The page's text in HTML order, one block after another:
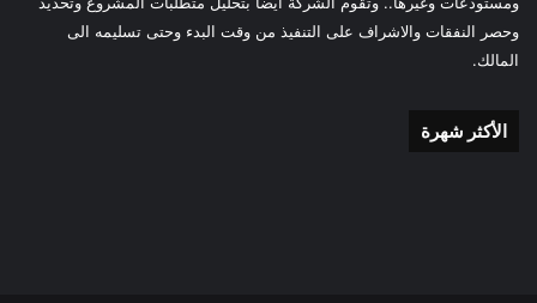
وحصر النفقات والاشراف على التنفيذ من وقت البدء وحتى تسليمه الى
المالك.
الأكثر شهرة